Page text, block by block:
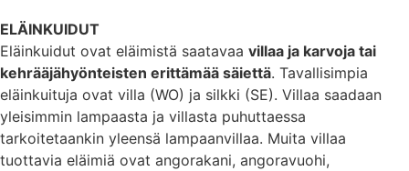
ELÄINKUIDUT
Eläinkuidut ovat eläimistä saatavaa villaa ja karvoja tai
kehrääjähyönteisten erittämää säiettä. Tavallisimpia
eläinkuituja ovat villa (WO) ja silkki (SE). Villaa saadaan
yleisimmin lampaasta ja villasta puhuttaessa
tarkoitetaankin yleensä lampaanvillaa. Muita villaa
tuottavia eläimiä ovat angorakani, angoravuohi,